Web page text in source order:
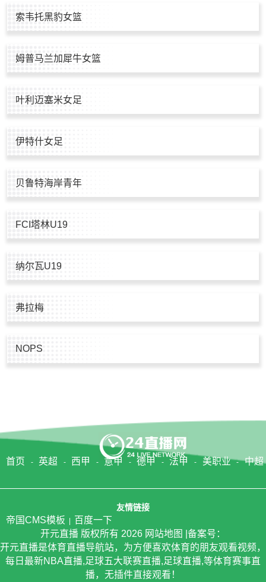
索韦托黑豹女篮
姆普马兰加犀牛女篮
叶利迈塞米女足
伊特什女足
贝鲁特海岸青年
FCI塔林U19
纳尔瓦U19
弗拉梅
NOPS
首页 英超 西甲 意甲 德甲 法甲 美职业 中超
友情链接
帝国CMS模板
百度一下
开元直播 版权所有 2026 网站地图
|备案号：
开元直播是体育直播导航站，为方便喜欢体育的朋友观看视频，
每日最新NBA直播,足球五大联赛直播,足球直播,等体育赛事直
播，无插件直接观看！